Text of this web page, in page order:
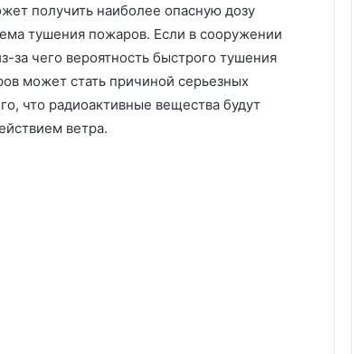
получить наиболее опасную дозу
тушения пожаров. Если в сооружении
за чего вероятность быстрого тушения
может стать причиной серьезных
что радиоактивные вещества будут
ветра.